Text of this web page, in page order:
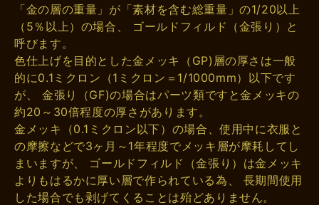
「金の層の重量」が「素材を含む総重量」の1/20以上
（5％以上）の場合、 ゴールドフィルド（金張り）と
呼びます。
色仕上げを目的とした金メッキ（GP)層の厚さは一般
的に0.1ミクロン（1ミクロン＝1/1000mm）以下です
が、 金張り（GF)の場合はパーツ類ですと金メッキの
約20～30倍程度の厚さがあります。
金メッキ（0.1ミクロン以下）の場合、使用中に衣服と
の摩擦などで3ヶ月～1年程度でメッキ層が摩耗してし
まいますが、 ゴールドフィルド（金張り）は金メッキ
よりもはるかに厚い層で作られている為、 長期間使用
した場合でも剥げてくることは殆どありません。